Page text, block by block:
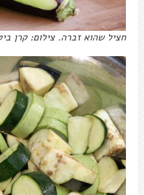
חציל שהוא זברה. צילום: קרן